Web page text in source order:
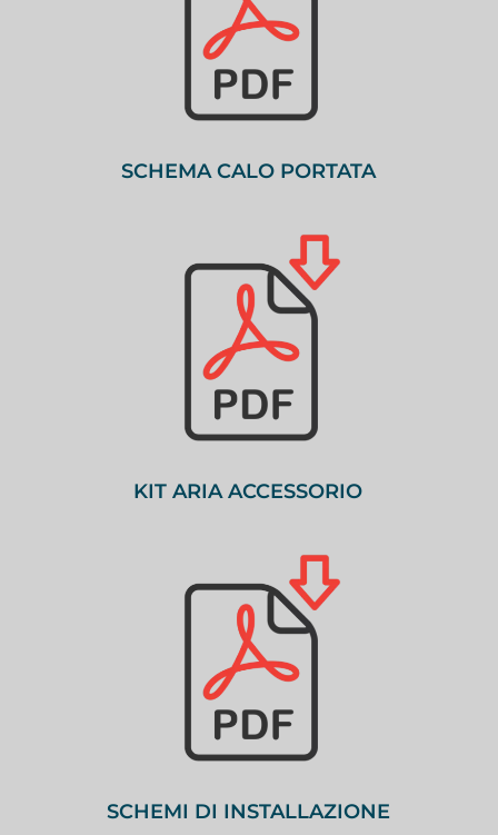
SCHEMA CALO PORTATA
KIT ARIA ACCESSORIO
SCHEMI DI INSTALLAZIONE